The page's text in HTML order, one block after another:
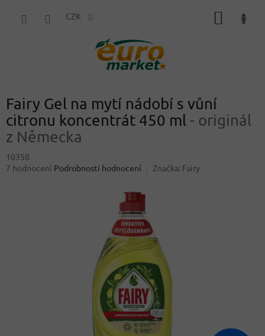
CZK
Fairy Gel na mytí nádobí s vůní
citronu koncentrát 450 ml - originál
z Německa
10358
Průměrné
7 hodnocení Podrobnosti hodnocení Značka: Fairy